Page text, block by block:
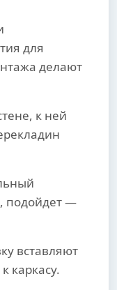
для
делают
к ней
подойдет —
вставляют
каркасу.